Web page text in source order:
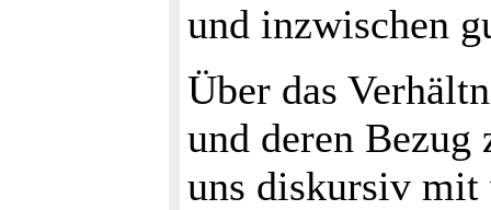
und inzwischen
Über das
und deren
uns diskursiv